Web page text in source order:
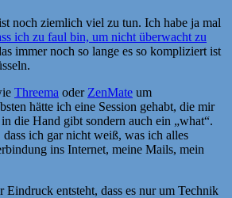
noch ziemlich viel zu tun. Ich habe ja mal
ich zu faul bin, um nicht überwacht zu
immer noch so lange es so kompliziert ist
Threema oder ZenMate um
hätte ich eine Session gehabt, die mir
die Hand gibt sondern auch ein „what“.
ich gar nicht weiß, was ich alles
ins Internet, meine Mails, mein
Eindruck entsteht, dass es nur um Technik